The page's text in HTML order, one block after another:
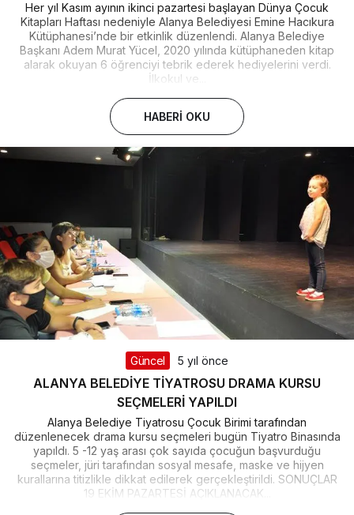
Her yıl Kasım ayının ikinci pazartesi başlayan Dünya Çocuk
Kitapları Haftası nedeniyle Alanya Belediyesi Emine Hacıkura
Kütüphanesi’nde bir etkinlik düzenlendi. Alanya Belediye
Başkanı Adem Murat Yücel, 2020 yılında kütüphaneden kitap
alarak okuyan 6 öğrenciyi tebrik ederek hediyelerini verdi.
İlkokul ve...
HABERI OKU
Güncel 5 yıl önce
ALANYA BELEDİYE TİYATROSU DRAMA KURSU
SEÇMELERİ YAPILDI
Alanya Belediye Tiyatrosu Çocuk Birimi tarafından
düzenlenecek drama kursu seçmeleri bugün Tiyatro Binasında
yapıldı. 5 -12 yaş arası çok sayıda çocuğun başvurduğu
seçmeler, jüri tarafından sosyal mesafe, maske ve hijyen
kurallarına titizlikle dikkat edilerek gerçekleştirildi. SONUÇLAR
19 EKİM PAZARTESİ AÇIKLANACAK...